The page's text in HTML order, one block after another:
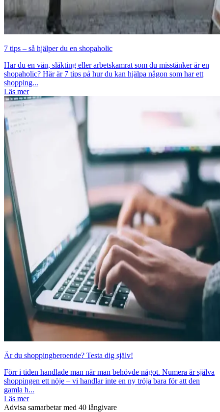
7 tips – så hjälper du en shopaholic
Har du en vän, släkting eller arbetskamrat som du misstänker är en
shopaholic? Här är 7 tips på hur du kan hjälpa någon som har ett
shopping...
Läs mer
Är du shoppingberoende? Testa dig själv!
Förr i tiden handlade man när man behövde något. Numera är själva
shoppingen ett nöje – vi handlar inte en ny tröja bara för att den
gamla h...
Läs mer
Advisa samarbetar med 40 långivare